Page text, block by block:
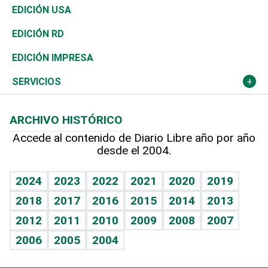
Reportajes
África
Ocenanía
Caribe
Resto del mundo
Vivienda
Telecom.
Global y variable
Economía personal
Buena Vida
Sociales
Novedades
Podcast Arte Libre
Hablando con el pediatra
Vida y familia
Eñe
Celebrando la vida
Sin complejos
Ciclismo
Tenis
Olimpismo
Más deportes
Línea de hit
TBT Deportivo
En Directo
El Espía
Noticiero Poteleche
Columnistas
Más firmas
Tecnología
Historia
Martes de tecnología
Cambio climático
Economía
Revista
Deportes
Opinión
Hecho en casa
Guía del dinero
EDICIÓN USA
EDICIÓN RD
EDICIÓN IMPRESA
SERVICIOS
Cumpleaños
Horóscopos
Crucigramas
ARCHIVO HISTÓRICO
Accede al contenido de Diario Libre año por año
desde el 2004.
2024 2023 2022 2021 2020
2019
2018
2017 2016 2015 2014
2013
2012
2011 2010 2009 2008
2007
2006
2005 2004